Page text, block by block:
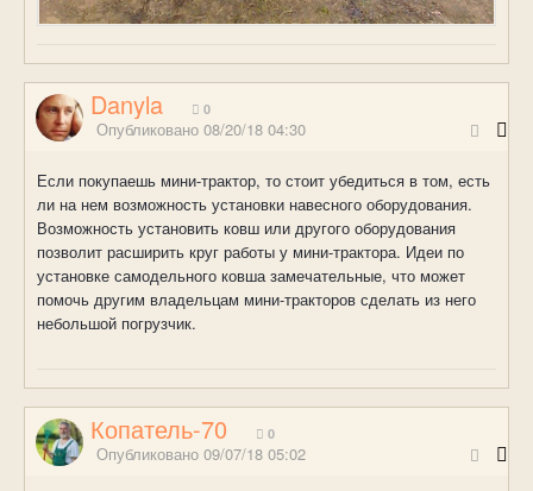
Danyla 0
Опубликовано 08/20/18 04:30
Если покупаешь мини-трактор, то стоит убедиться в том, есть
ли на нем возможность установки навесного оборудования.
Возможность установить ковш или другого оборудования
позволит расширить круг работы у мини-трактора. Идеи по
установке самодельного ковша замечательные, что может
помочь другим владельцам мини-тракторов сделать из него
небольшой погрузчик.
Копатель-70 0
Опубликовано 09/07/18 05:02